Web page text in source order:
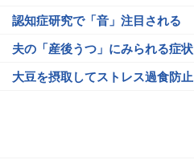
認知症研究で「音」注目される
夫の「産後うつ」にみられる症状
大豆を摂取してストレス過食防止